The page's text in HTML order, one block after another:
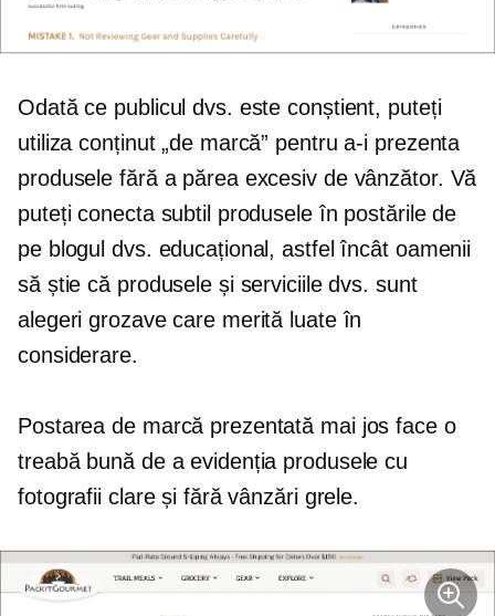
Odată ce publicul dvs. este conștient, puteți
utiliza conținut „de marcă” pentru a-i prezenta
produsele fără a părea excesiv de vânzător. Vă
puteți conecta subtil produsele în postările de
pe blogul dvs. educațional, astfel încât oamenii
să știe că produsele și serviciile dvs. sunt
alegeri grozave care merită luate în
considerare.
Postarea de marcă prezentată mai jos face o
treabă bună de a evidenția produsele cu
fotografii clare și fără vânzări grele.